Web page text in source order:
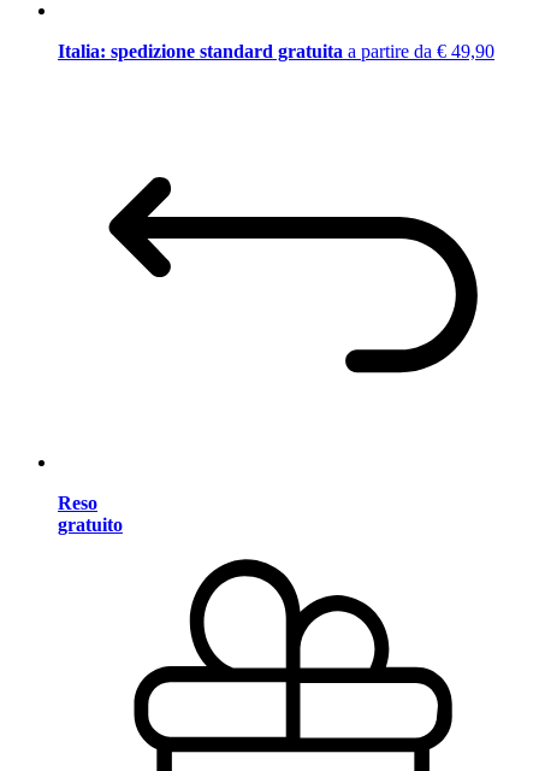
Italia: spedizione standard gratuita a partire da € 49,90
Reso
gratuito